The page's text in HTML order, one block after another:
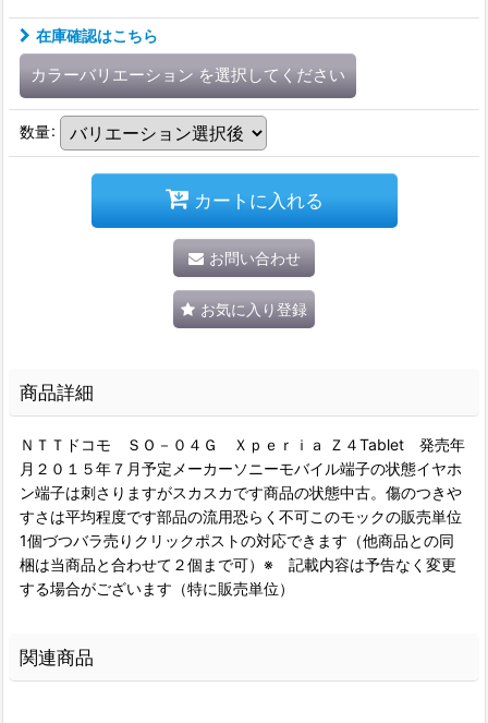
在庫確認はこちら
カラーバリエーション を選択してください
数量:
カートに入れる
お問い合わせ
お気に入り登録
商品詳細
ＮＴＴドコモ ＳＯ－０４Ｇ Ｘｐｅｒｉａ Ｚ４Tablet 発売年
月２０１５年７月予定メーカーソニーモバイル端子の状態イヤホ
ン端子は刺さりますがスカスカです商品の状態中古。傷のつきや
すさは平均程度です部品の流用恐らく不可このモックの販売単位
1個づつバラ売りクリックポストの対応できます（他商品との同
梱は当商品と合わせて２個まで可）※ 記載内容は予告なく変更
する場合がございます（特に販売単位）
関連商品